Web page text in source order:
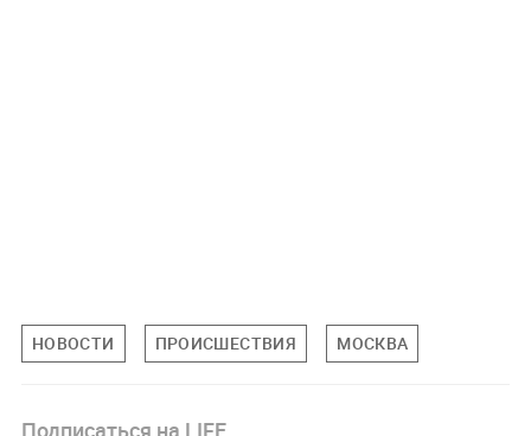
НОВОСТИ ПРОИСШЕСТВИЯ МОСКВА
Подписаться на LIFE